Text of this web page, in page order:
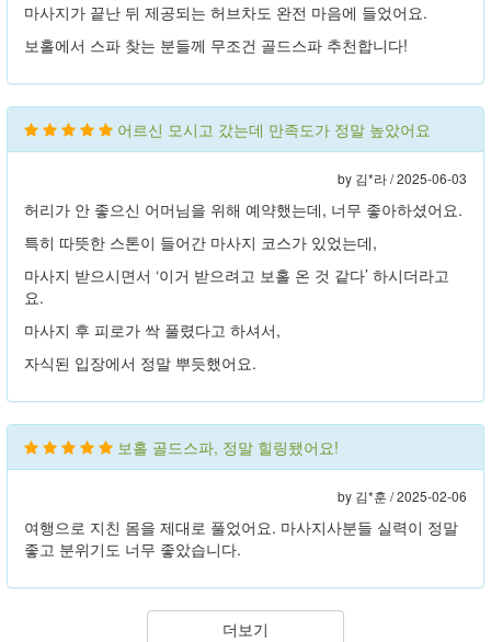
마사지가 끝난 뒤 제공되는 허브차도 완전 마음에 들었어요.
보홀에서 스파 찾는 분들께 무조건 골드스파 추천합니다!
어르신 모시고 갔는데 만족도가 정말 높았어요
by 김*라 /2025-06-03
허리가 안 좋으신 어머님을 위해 예약했는데, 너무 좋아하셨어요.
특히 따뜻한 스톤이 들어간 마사지 코스가 있었는데,
마사지 받으시면서 ‘이거 받으려고 보홀 온 것 같다’ 하시더라고
요.
마사지 후 피로가 싹 풀렸다고 하셔서,
자식된 입장에서 정말 뿌듯했어요.
보홀 골드스파, 정말 힐링됐어요!
by 김*훈 /2025-02-06
여행으로 지친 몸을 제대로 풀었어요. 마사지사분들 실력이 정말
좋고 분위기도 너무 좋았습니다.
더보기